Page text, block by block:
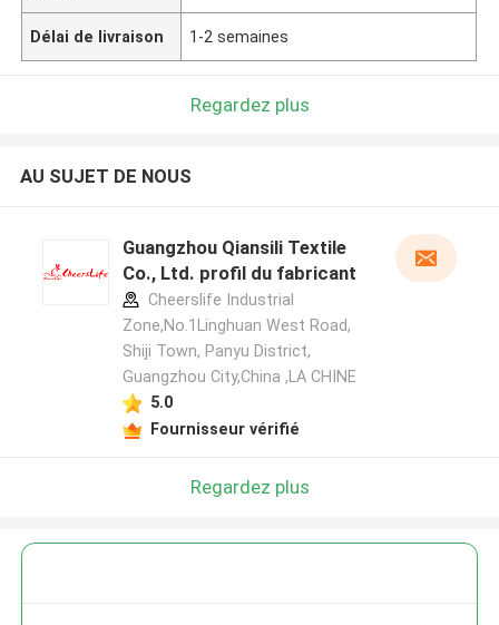
Délai de livraison 1-2 semaines
Regardez plus
AU SUJET DE NOUS
Guangzhou Qiansili Textile
Co., Ltd. profil du fabricant
Cheerslife Industrial
Zone,No.1Linghuan West Road,
Shiji Town, Panyu District,
Guangzhou City,China ,LA CHINE
5.0
Fournisseur vérifié
Regardez plus